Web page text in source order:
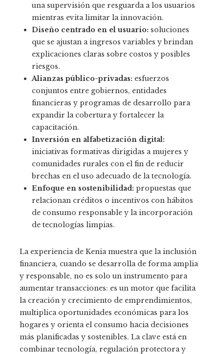
una supervisión que resguarda a los usuarios
mientras evita limitar la innovación.
Diseño centrado en el usuario: soluciones
que se ajustan a ingresos variables y brindan
explicaciones claras sobre costos y posibles
riesgos.
Alianzas público-privadas: esfuerzos
conjuntos entre gobiernos, entidades
financieras y programas de desarrollo para
expandir la cobertura y fortalecer la
capacitación.
Inversión en alfabetización digital:
iniciativas formativas dirigidas a mujeres y
comunidades rurales con el fin de reducir
brechas en el uso adecuado de la tecnología.
Enfoque en sostenibilidad: propuestas que
relacionan créditos o incentivos con hábitos
de consumo responsable y la incorporación
de tecnologías limpias.
La experiencia de Kenia muestra que la inclusión
financiera, cuando se desarrolla de forma amplia
y responsable, no es solo un instrumento para
aumentar transacciones: es un motor que facilita
la creación y crecimiento de emprendimientos,
multiplica oportunidades económicas para los
hogares y orienta el consumo hacia decisiones
más planificadas y sostenibles. La clave está en
combinar tecnología, regulación protectora y